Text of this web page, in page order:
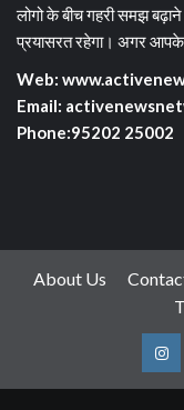
लोगो के बीच गहरी समझ
प्रयासरत रहेगा। अगर
Web:
Email:
Phone:95202 25002
About Us